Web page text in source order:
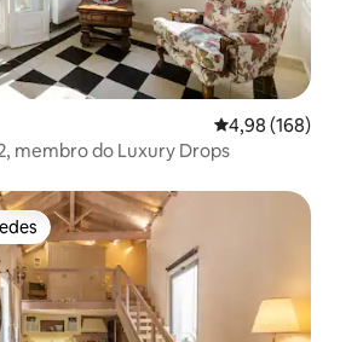
Classificação
4,98 (168)
membro do Luxury Drops
mais apreciados